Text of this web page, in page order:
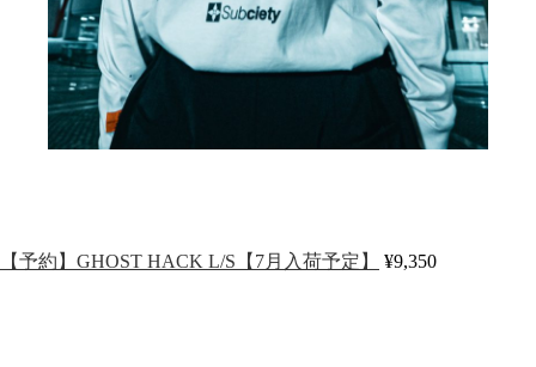
【予約】GHOST HACK L/S【7月入荷予定】 ¥9,350